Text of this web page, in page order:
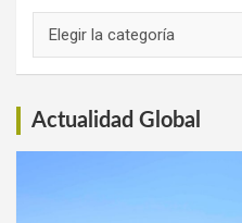
Actualidad Global